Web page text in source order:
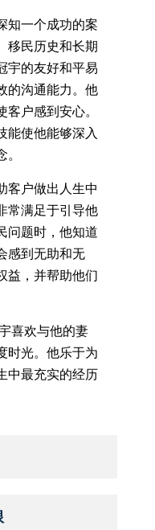
知一个成功的案
移民历史和长期
宇的友好和平易
的沟通能力。他
户感到安心。
能使他能够深入
客户做出人生中
常满足于引导他
问题时，他知道
感到无助和无
益，并帮助他们
喜欢与他的妻
时光。他乐于为
中最充实的经历